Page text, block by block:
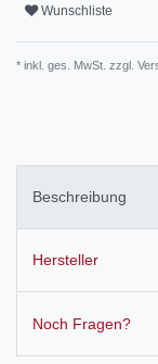
Wunschliste
* inkl. ges. MwSt. zzgl.
Beschreibung
Hersteller
Noch Fragen?